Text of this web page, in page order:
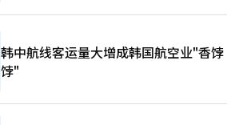
韩中航线客运量大增成韩国航空业"香饽
饽"